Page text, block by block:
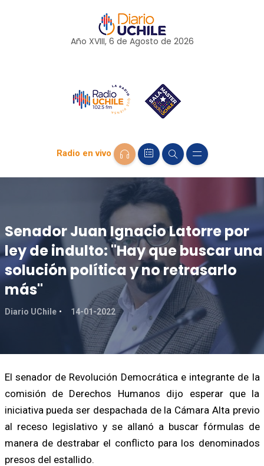
Año XVIII, 6 de Agosto de 2026
Radio en vivo
Senador Juan Ignacio Latorre por
ley de indulto: "Hay que buscar una
solución política y no retrasarlo
más"
Diario UChile 14-01-2022
El senador de Revolución Democrática e integrante de la
comisión de Derechos Humanos dijo esperar que la
iniciativa pueda ser despachada de la Cámara Alta previo
al receso legislativo y se allanó a buscar fórmulas de
manera de destrabar el conflicto para los denominados
presos del estallido.